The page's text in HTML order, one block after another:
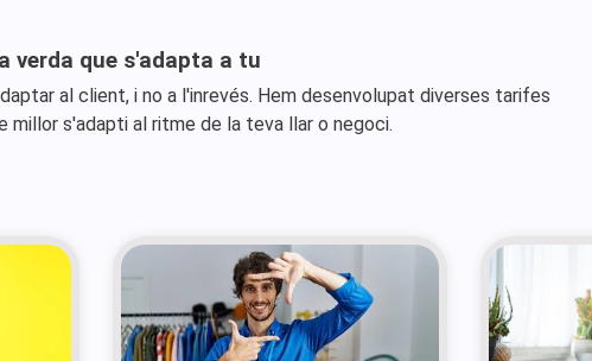
verda que s'adapta a tu
al client, i no a l'inrevés. Hem desenvolupat diverses tarifes
millor s'adapti al ritme de la teva llar o negoci.